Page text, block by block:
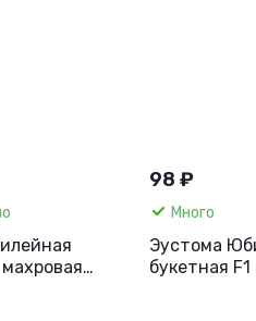
98 ₽
Много
Эустома
букетная